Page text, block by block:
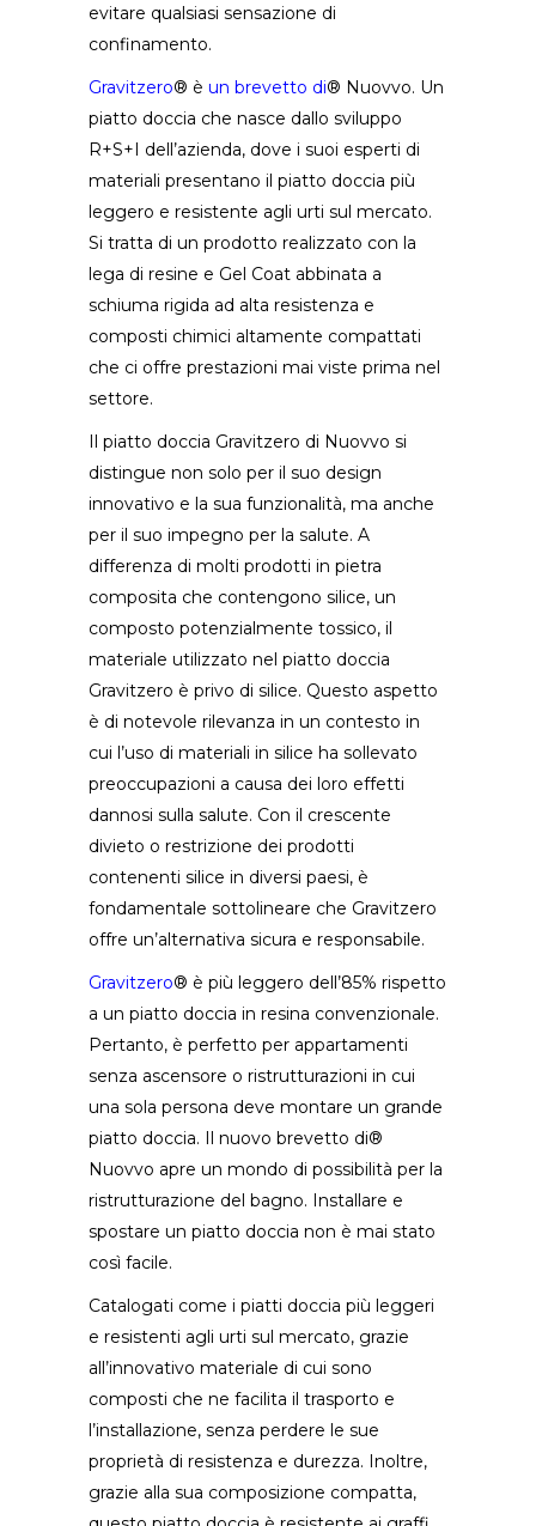
evitare qualsiasi sensazione di
confinamento.
Gravitzero® è un brevetto di® Nuovvo. Un
piatto doccia che nasce dallo sviluppo
R+S+I dell’azienda, dove i suoi esperti di
materiali presentano il piatto doccia più
leggero e resistente agli urti sul mercato.
Si tratta di un prodotto realizzato con la
lega di resine e Gel Coat abbinata a
schiuma rigida ad alta resistenza e
composti chimici altamente compattati
che ci offre prestazioni mai viste prima nel
settore.
Il piatto doccia Gravitzero di Nuovvo si
distingue non solo per il suo design
innovativo e la sua funzionalità, ma anche
per il suo impegno per la salute. A
differenza di molti prodotti in pietra
composita che contengono silice, un
composto potenzialmente tossico, il
materiale utilizzato nel piatto doccia
Gravitzero è privo di silice. Questo aspetto
è di notevole rilevanza in un contesto in
cui l’uso di materiali in silice ha sollevato
preoccupazioni a causa dei loro effetti
dannosi sulla salute. Con il crescente
divieto o restrizione dei prodotti
contenenti silice in diversi paesi, è
fondamentale sottolineare che Gravitzero
offre un’alternativa sicura e responsabile.
Gravitzero® è più leggero dell’85% rispetto
a un piatto doccia in resina convenzionale.
Pertanto, è perfetto per appartamenti
senza ascensore o ristrutturazioni in cui
una sola persona deve montare un grande
piatto doccia. Il nuovo brevetto di®
Nuovvo apre un mondo di possibilità per la
ristrutturazione del bagno. Installare e
spostare un piatto doccia non è mai stato
così facile.
Catalogati come i piatti doccia più leggeri
e resistenti agli urti sul mercato, grazie
all’innovativo materiale di cui sono
composti che ne facilita il trasporto e
l’installazione, senza perdere le sue
proprietà di resistenza e durezza. Inoltre,
grazie alla sua composizione compatta,